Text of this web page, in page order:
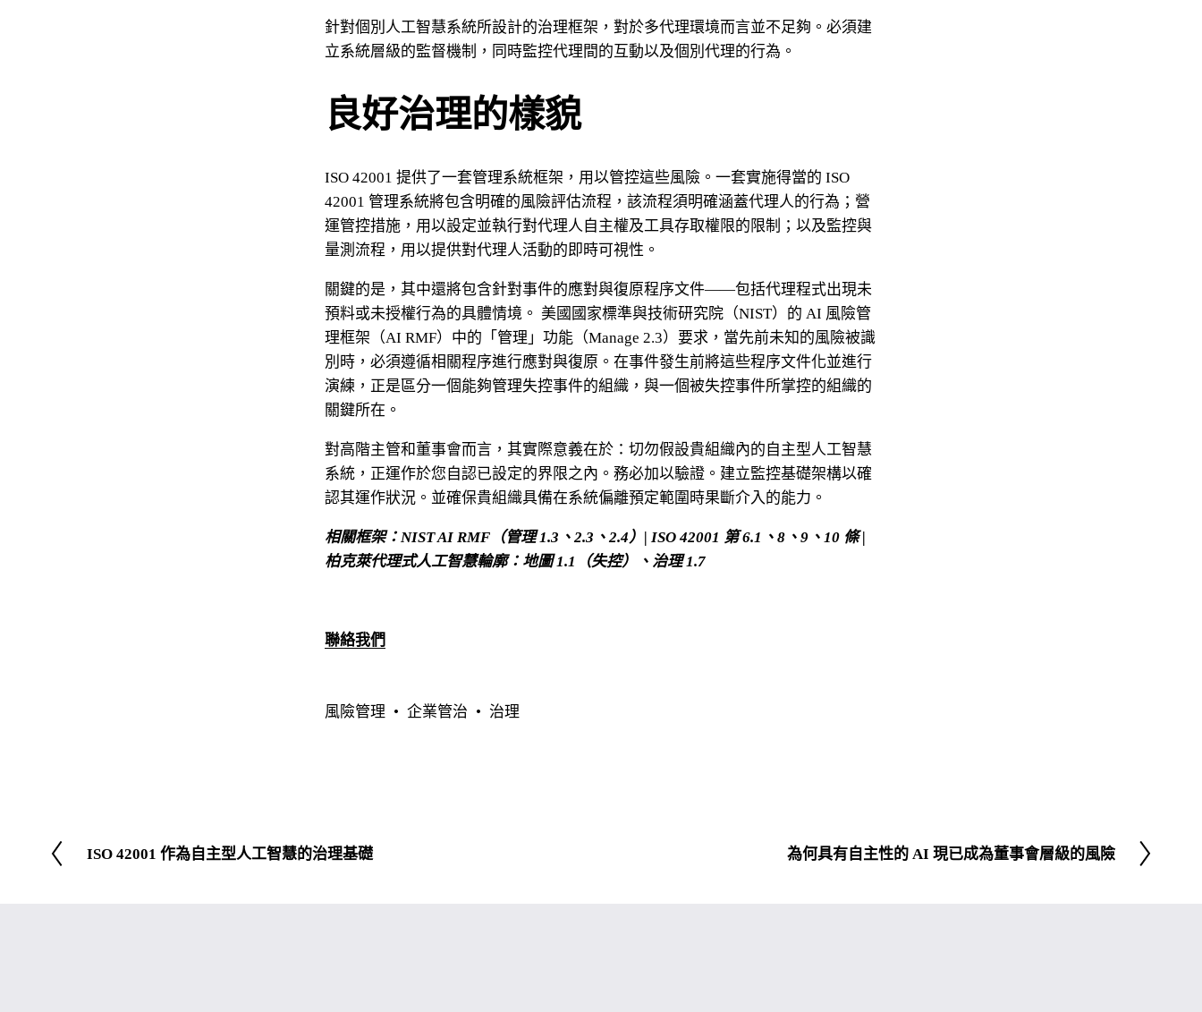
針對個別人工智慧系統所設計的治理框架，對於多代理環境而言並不足夠。必須建
立系統層級的監督機制，同時監控代理間的互動以及個別代理的行為。
良好治理的樣貌
ISO 42001 提供了一套管理系統框架，用以管控這些風險。一套實施得當的 ISO
42001 管理系統將包含明確的風險評估流程，該流程須明確涵蓋代理人的行為；營
運管控措施，用以設定並執行對代理人自主權及工具存取權限的限制；以及監控與
量測流程，用以提供對代理人活動的即時可視性。
關鍵的是，其中還將包含針對事件的應對與復原程序文件——包括代理程式出現未
預料或未授權行為的具體情境。 美國國家標準與技術研究院（NIST）的 AI 風險管
理框架（AI RMF）中的「管理」功能（Manage 2.3）要求，當先前未知的風險被識
別時，必須遵循相關程序進行應對與復原。在事件發生前將這些程序文件化並進行
演練，正是區分一個能夠管理失控事件的組織，與一個被失控事件所掌控的組織的
關鍵所在。
對高階主管和董事會而言，其實際意義在於：切勿假設貴組織內的自主型人工智慧
系統，正運作於您自認已設定的界限之內。務必加以驗證。建立監控基礎架構以確
認其運作狀況。並確保貴組織具備在系統偏離預定範圍時果斷介入的能力。
相關框架：NIST AI RMF（管理 1.3、2.3、2.4）| ISO 42001 第 6.1、8、9、10 條 |
柏克萊代理式人工智慧輪廓：地圖 1.1（失控）、治理 1.7
聯絡我們
風險管理 企業管治 治理
先
ISO 42001 作為自主型人工智慧的治理基礎
下
為何具有自主性的 AI 現已成為董事會層級的風險